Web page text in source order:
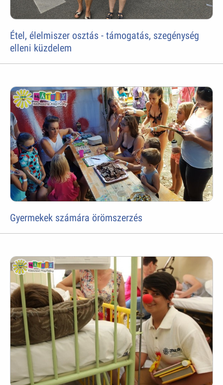
Étel, élelmiszer osztás - támogatás, szegénység
elleni küzdelem
Gyermekek számára örömszerzés